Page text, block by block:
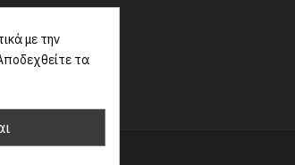
με την
τα